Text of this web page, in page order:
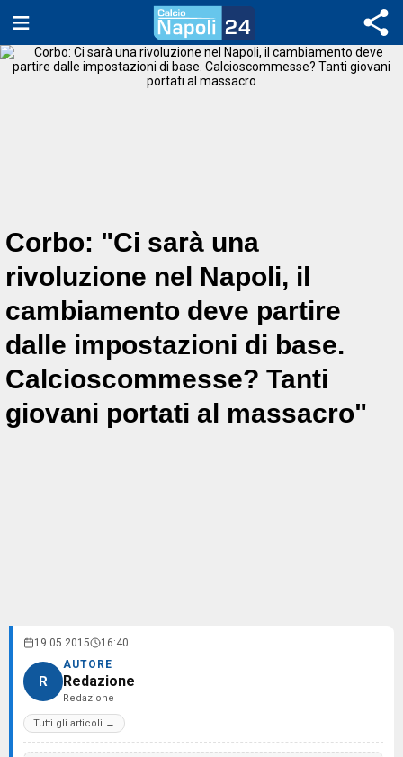
Corbo: "Ci sarà una
rivoluzione nel Napoli, il
cambiamento deve partire
dalle impostazioni di base.
Calcioscommesse? Tanti
giovani portati al massacro"
19.05.2015 16:40
R
AUTORE
Redazione
Redazione
Tutti gli articoli →